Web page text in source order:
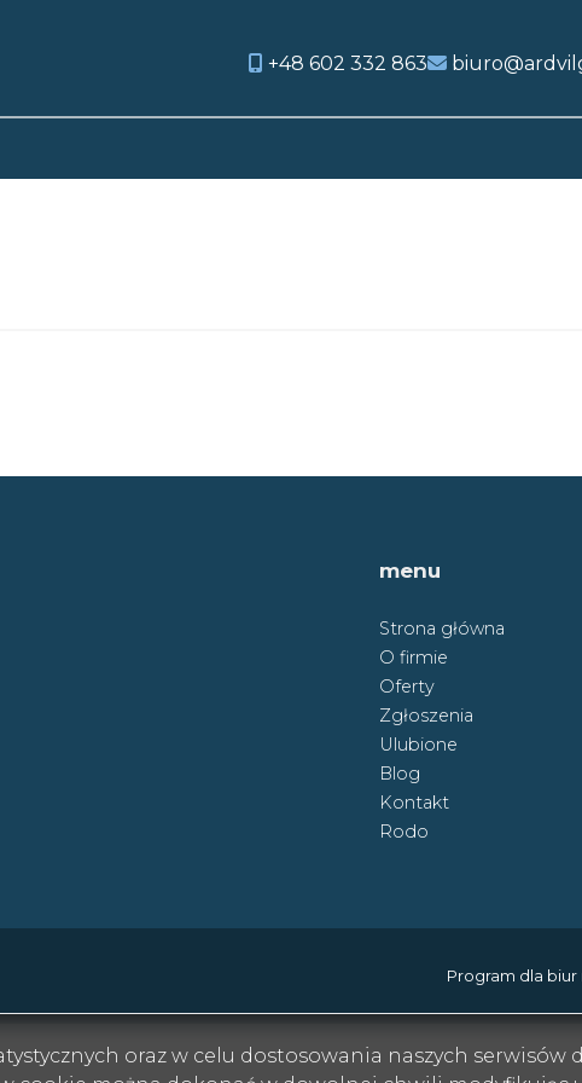
+48 602 332 863
menu
Strona główna
O firmie
Oferty
Zgłoszenia
Ulubione
Blog
Kontakt
Rodo
Program dla
oraz w celu dostosowania naszych